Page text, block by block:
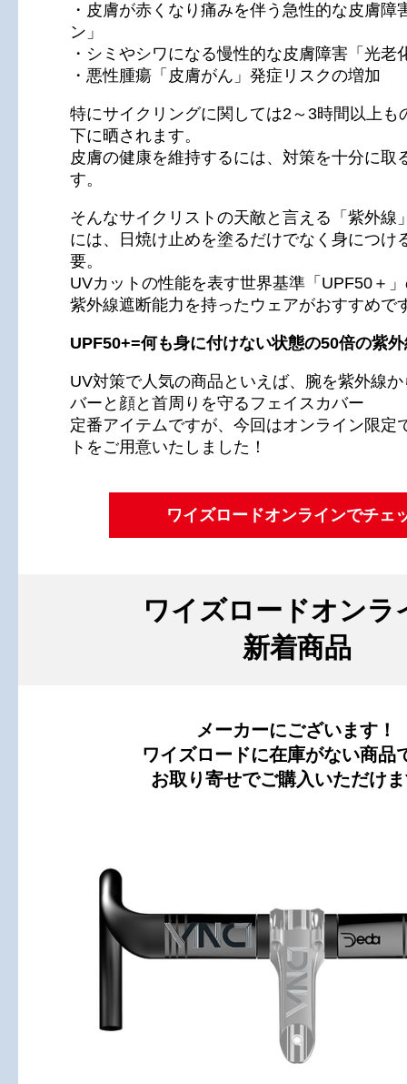
・皮膚が赤くなり痛みを伴う急性的な皮膚障
ン」
・シミやシワになる慢性的な皮膚障害「光老
・悪性腫瘍「皮膚がん」発症リスクの増加
特にサイクリングに関しては2～3時間以上も
下に晒されます。
皮膚の健康を維持するには、対策を十分に取
す。
そんなサイクリストの天敵と言える「紫外線
には、日焼け止めを塗るだけでなく身につけ
要。
UVカットの性能を表す世界基準「UPF50＋
紫外線遮断能力を持ったウェアがおすすめで
UPF50+=何も身に付けない状態の50倍の紫
UV対策で人気の商品といえば、腕を紫外線
バーと顔と首周りを守るフェイスカバー
定番アイテムですが、今回はオンライン限定
トをご用意いたしました！
ワイズロードオンラインでチェ
ワイズロードオンラ
新着商品
メーカーにございます！
ワイズロードに在庫がない商品
お取り寄せでご購入いただけ